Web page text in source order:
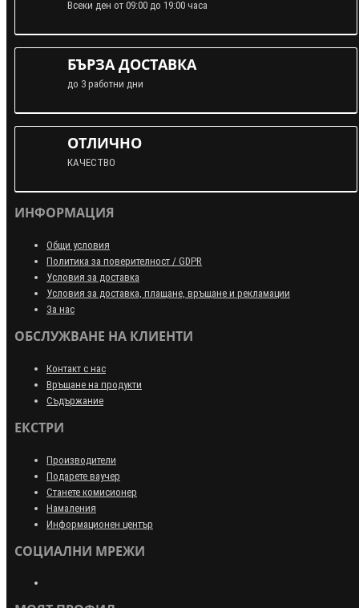
Всеки ден от 09:00 до 19:00 часа
БЪРЗА ДОСТАВКА
до 3 работни дни
ОТЛИЧНО
КАЧЕСТВО
ИНФОРМАЦИЯ
Общи условия
Политика за поверителност / GDPR
Условия за доставка
Условия за доставка, плащане, връщане и рекламации
За нас
ОБСЛУЖВАНЕ НА КЛИЕНТИ
Контакт с нас
Връщане на продукти
Съдържание
ЕКСТРИ
Производители
Подарете ваучер
Станете комисионер
Намаления
Информационен център
СОЦИАЛНИ МРЕЖИ